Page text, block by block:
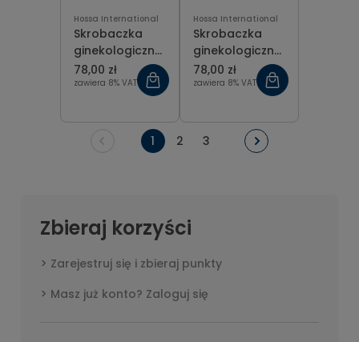
Hossa International
Skrobaczka
ginekologiczna
tępa Recamier
fig 10 (20 mm),
78,00 zł
zawiera 8% VAT
Hossa International
Skrobaczka
ginekologiczna
tępa Recamier
fig 2 (8 mm), dł.
78,00 zł
zawiera 8% VAT
1 2 3
Zbieraj korzyści
Zarejestruj się i zbieraj punkty
Masz już konto? Zaloguj się